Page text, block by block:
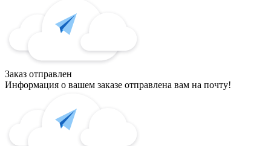
Заказ отправлен
Информация о вашем заказе отправлена вам на почту!